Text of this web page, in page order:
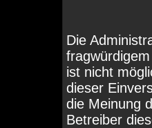
Die
ist nicht
dieser
die Meinung
Betreiber